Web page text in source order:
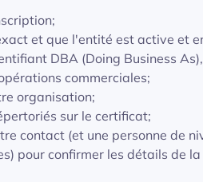
et que l'entité est active et
DBA (Doing Business
commerciales;
organisation;
sur le certificat;
contact (et une personne de
pour confirmer les détails de